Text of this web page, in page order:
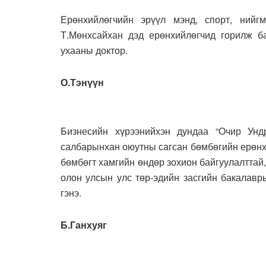
Ерөнхийлөгчийн эрүүл мэнд, спорт,
Т.Мөнхсайхан дэд ерөнхийлөгчид горилж
ухааны доктор.
О.Тэнүүн
Бизнесийн хүрээнийхэн дундаа “Очир
салбарынхан оюутны сагсан бөмбөгийн
бөмбөгт хамгийн өндөр зохион
олон улсын улс төр-эдийн засгийн
гэнэ.
Б.Ганхуяг